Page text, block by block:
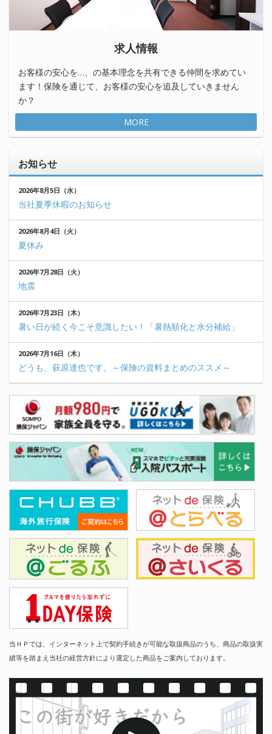
求人情報
お客様の安心を…、の基本理念を共有できる仲間を求めてい
ます！保険を通じて、お客様の安心を追及していきません
か？
MORE
お知らせ
2026年8月5日（水）
当社夏季休暇のお知らせ
2026年8月4日（火）
夏休み
2026年7月28日（火）
地震
2026年7月23日（木）
暑い日が続く今こそ意識したい！「暑熱順化と水分補給」
2026年7月16日（木）
どうも、萩原達也です。～保険の資料まとめのススメ～
当ＨＰでは、インターネット上で契約手続きが可能な取扱商品のうち、商品の取扱実
績等を踏まえ当社の経営方針により選定した商品をご案内しております。